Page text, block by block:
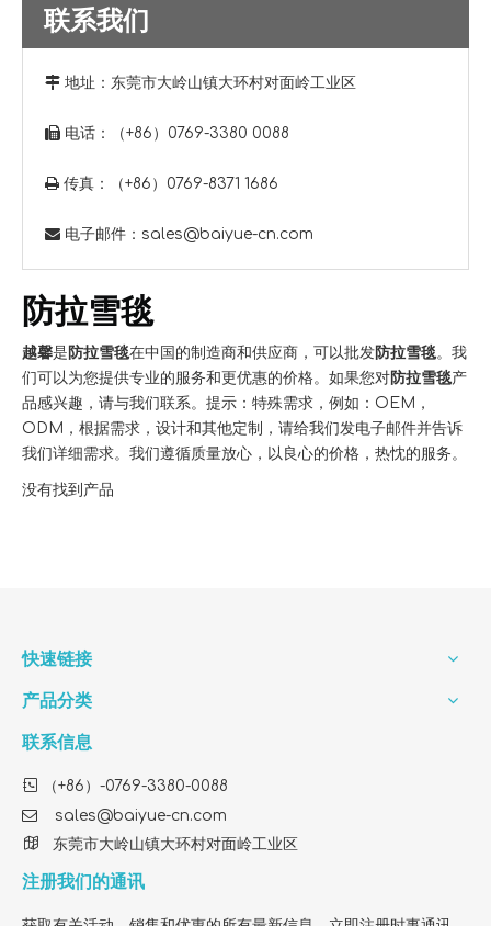
联系我们
 地址： 东莞市大岭山镇大环村对面岭工业区
 电话：（+86）0769-3380 0088
 传真：（+86）0769-8371 1686
 电子邮件： sales@baiyue-cn.com
防拉雪毯
越馨是 防拉雪毯在中国的制造商和供应商，可以批发防拉雪毯。我
们可以为您提供专业的服务和更优惠的价格。如果您对防拉雪毯产
品感兴趣，请与我们联系。提示：特殊需求，例如：OEM，
ODM，根据需求，设计和其他定制，请给我们发电子邮件并告诉
我们详细需求。我们遵循质量放心，以良心的价格，热忱的服务。
没有找到产品
快速链接
产品分类
联系信息
 （+86）-0769-3380-0088
 sales@baiyue-cn.com
 东莞市大岭山镇大环村对面岭工业区
注册我们的通讯